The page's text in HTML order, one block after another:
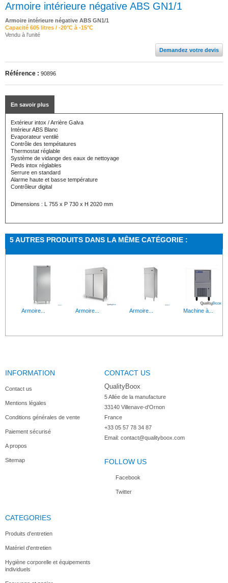
Armoire intérieure négative ABS GN1/1
Armoire intérieure négative ABS GN1/1
Capacité 605 litres / -20°C à -15°C
Vendu à l'unité
Demandez votre devis
Référence : 90896
En savoir plus
Extérieur intox / Arrière Galva
Intérieur ABS Blanc
Evaporateur ventilé
Contrôle des tempétatures
Thermostat réglable
Système de vidange des eaux de nettoyage
Pieds intox réglables
Serrure en standard
Alarme haute et basse température
Contrôleur digital
Dimensions : L 755 x P 730 x H 2020 mm
5 AUTRES PRODUITS DANS LA MÊME CATÉGORIE :
Armoire... Armoire... Armoire... Machine à...
INFORMATION
Contact us
Mentions légales
Conditions générales de vente
Paiement sécurisé
A propos
Sitemap
CONTACT US
QualityBoox
5 Allée de la manufacture
33140 Villenave-d'Ornon
France
+33 05 57 78 34 87
Email: contact@qualityboox.com
FOLLOW US
Facebook
Twitter
CATEGORIES
Produits d'entretien
Matériel d'entretien
Hygiène corporelle et équipements
individuels